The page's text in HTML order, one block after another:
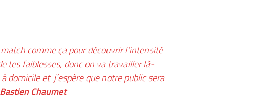
comme ça pour découvrir l’intensité
tes faiblesses, donc on va travailler là-
domicile et j’espère que notre public sera
Bastien Chaumet